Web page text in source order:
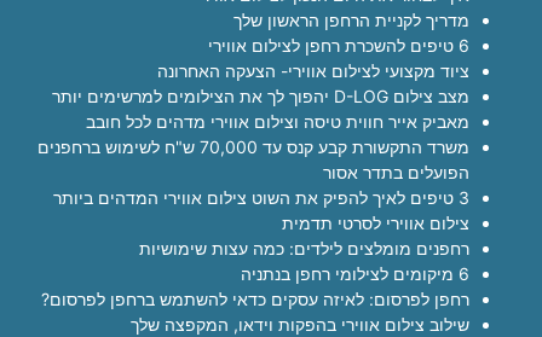
מדריך לקניית הרחפן הראשון שלך
6 טיפים להשכרת רחפן לצילום אווירי
ציוד מקצועי לצילום אווירי- הצעקה האחרונה
מצב צילום D-LOG יהפוך לך את הצילומים למרשימים יותר
מאביק אייר חווית טיסה וצילום אווירי מדהים לכל חובב
משרד התקשורת קבע קנס עד 70,000 ש"ח לשימוש ברחפנים
הפועלים בתדר אסור
3 טיפים לאיך להפיק את השוט צילום אווירי המדהים ביותר
צילום אווירי לסרטי תדמית
רחפנים מומלצים לילדים: כמה עצות שימושיות
6 מיקומים לצילומי רחפן בנתניה
רחפן לפרסום: לאיזה עסקים כדאי להשתמש ברחפן לפרסום?
שילוב צילום אווירי בהפקות וידאו, המקפצה שלך